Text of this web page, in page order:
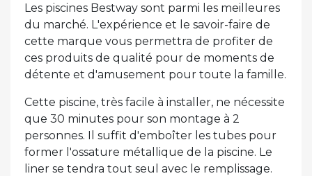
Les piscines Bestway sont parmi les meilleures
du marché. L'expérience et le savoir-faire de
cette marque vous permettra de profiter de
ces produits de qualité pour de moments de
détente et d'amusement pour toute la famille.
Cette piscine, très facile à installer, ne nécessite
que 30 minutes pour son montage à 2
personnes. Il suffit d'emboîter les tubes pour
former l'ossature métallique de la piscine. Le
liner se tendra tout seul avec le remplissage.